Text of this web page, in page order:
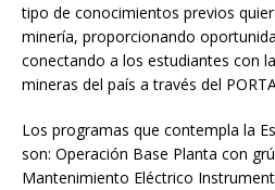
tipo de conocimientos previos
minería, proporcionando
conectando a los estudiantes con
mineras del país a través del
Los programas que contempla la
son: Operación Base Planta con
Mantenimiento Eléctrico